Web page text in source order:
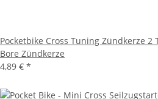
Pocketbike Cross Tuning Zündkerze 2
Bore Zündkerze
4,89 € *